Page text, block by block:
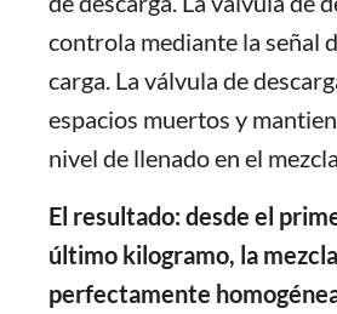
controla mediante la señal
carga. La válvula de
espacios muertos y
nivel de llenado en el
El resultado: desde el
último kilogramo, la
perfectamente